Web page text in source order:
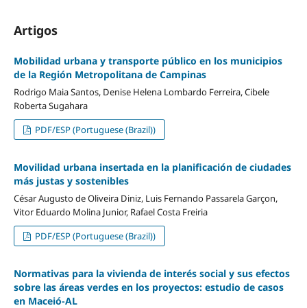
Artigos
Mobilidad urbana y transporte público en los municipios
de la Región Metropolitana de Campinas
Rodrigo Maia Santos, Denise Helena Lombardo Ferreira, Cibele
Roberta Sugahara
PDF/ESP (Portuguese (Brazil))
Movilidad urbana insertada en la planificación de ciudades
más justas y sostenibles
César Augusto de Oliveira Diniz, Luis Fernando Passarela Garçon,
Vitor Eduardo Molina Junior, Rafael Costa Freiria
PDF/ESP (Portuguese (Brazil))
Normativas para la vivienda de interés social y sus efectos
sobre las áreas verdes en los proyectos: estudio de casos
en Maceió-AL